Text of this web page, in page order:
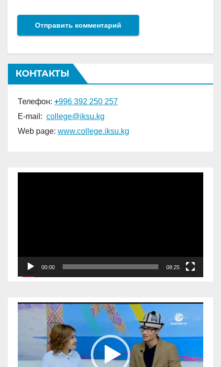
КОНТАКТЫ
Телефон: +996 392 250 257
E-mail: college@iksu.kg
Web page: www.college.iksu.kg
00:00 08:25
Видеоплеер